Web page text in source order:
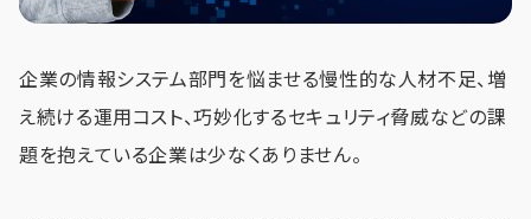
企業の情報システム部門を悩ませる慢性的な人材不足、増
え続ける運用コスト、巧妙化するセキュリティ脅威などの課
題を抱えている企業は少なくありません。